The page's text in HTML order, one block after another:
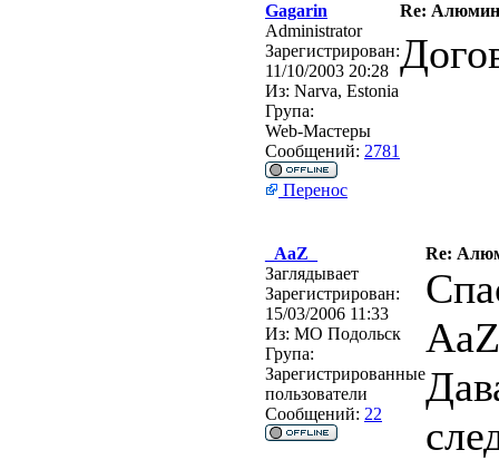
Gagarin
Re:
Administrator
Зарегистрирован:
11/10/2003 20:28
Из: Narva, Estonia
Група:
Web-Мастеры
Сообщений: 2781
Перенос
_AaZ_
Re:
Заглядывает
Зарегистрирован:
15/03/2006 11:33
Из: МО Подольск
Група:
Зарегистрированные
пользователи
Сообщений: 22